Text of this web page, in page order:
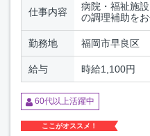
仕事内容
病院・福祉施
の調理補助をお
勤務地 福岡市早良区
給与 時給1,100円
60代以上活躍中
ここがオススメ！